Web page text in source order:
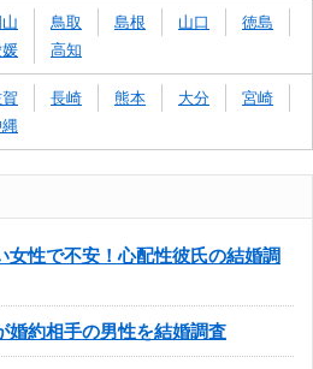
山 鳥取 島根 山口
徳島
高知
長崎 熊本 大分
宮崎
女性で不安！心配性彼氏の結婚調
婚約相手の男性を結婚調査